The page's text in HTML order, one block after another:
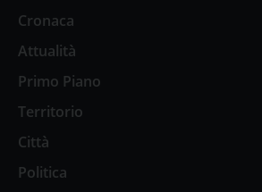
Cronaca
Attualità
Primo Piano
Territorio
Città
Politica